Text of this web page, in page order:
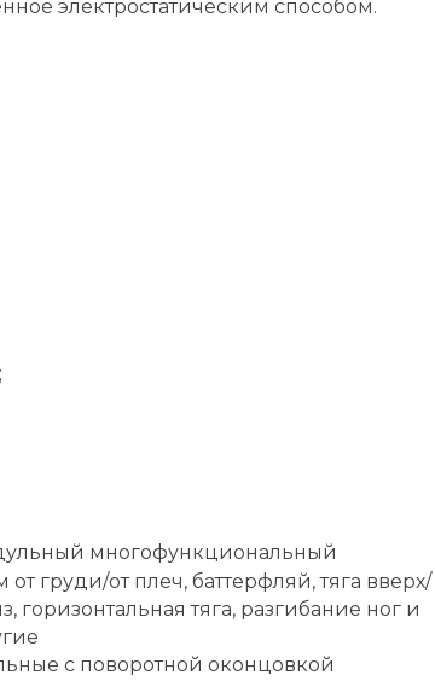
электростатическим способом.
многофункциональный
от груди/от плеч, баттерфляй, тяга вверх/
горизонтальная тяга, разгибание ног и
с поворотной оконцовкой